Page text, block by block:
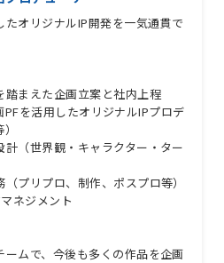
オリジナルIP開発を一気通貫で
踏まえた企画立案と社内上程
PFを活用したオリジナルIPプロデ
計（世界観・キャラクター・ター
プリプロ、制作、ポスプロ等）
ネジメント
ムで、今後も多くの作品を企画